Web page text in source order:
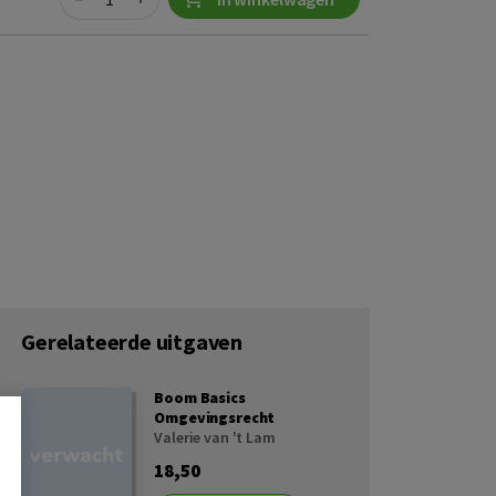
Gerelateerde uitgaven
Boom Basics
Omgevingsrecht
Valerie van 't Lam
18,50